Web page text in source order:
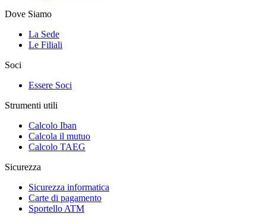
Dove Siamo
La Sede
Le Filiali
Soci
Essere Soci
Strumenti utili
Calcolo Iban
Calcola il mutuo
Calcolo TAEG
Sicurezza
Sicurezza informatica
Carte di pagamento
Sportello ATM